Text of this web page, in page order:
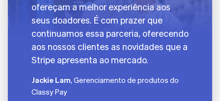
ofereçam a melhor experiência aos
seus doadores. É com prazer que
continuamos essa parceria, oferecendo
aos nossos clientes as novidades que a
Stripe apresenta ao mercado.
Jackie Lam, Gerenciamento de produtos do
Classy Pay